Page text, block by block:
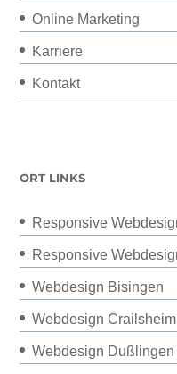
Online Marketing
Karriere
Kontakt
ORT LINKS
Responsive
Responsive
Webdesign Bisingen
Webdesign Crailsheim
Webdesign Dußlingen